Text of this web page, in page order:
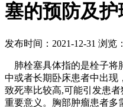
塞的预防及护
发布时间：2021-12-31 浏览
肺栓塞具体指的是栓子将
中或者长期卧床患者中出现
致死率比较高,可能引发患
重要意义。胸部肿瘤患者多